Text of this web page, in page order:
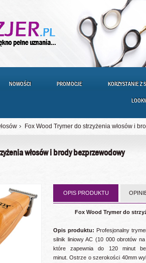
NOWOŚCI PROMOCJE KORZYSTANIE Z
Fox Wood Trymer do strzyżenia włosów i
włosów i brody bezprzewodowy
OPIS PRODUKTU
Fox Wood Trymer do
Opis produktu: Profesjonalny
silnik liniowy AC (10 000 obrotów
które zapewnia do 120 minut
minut. Ostrze o szerokości 40mm